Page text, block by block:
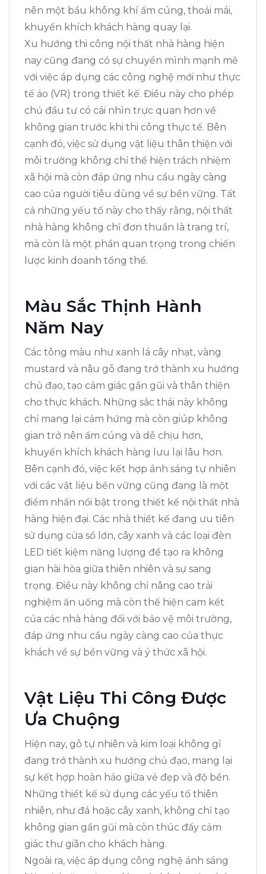
nên một bầu không khí ấm cúng, thoải mái,
khuyến khích khách hàng quay lại.
Xu hướng thi công nội thất nhà hàng hiện
nay cũng đang có sự chuyển mình mạnh mẽ
với việc áp dụng các công nghệ mới như thực
tế ảo (VR) trong thiết kế. Điều này cho phép
chủ đầu tư có cái nhìn trực quan hơn về
không gian trước khi thi công thực tế. Bên
cạnh đó, việc sử dụng vật liệu thân thiện với
môi trường không chỉ thể hiện trách nhiệm
xã hội mà còn đáp ứng nhu cầu ngày càng
cao của người tiêu dùng về sự bền vững. Tất
cả những yếu tố này cho thấy rằng, nội thất
nhà hàng không chỉ đơn thuần là trang trí,
mà còn là một phần quan trọng trong chiến
lược kinh doanh tổng thể.
Màu Sắc Thịnh Hành
Năm Nay
Các tông màu như xanh lá cây nhạt, vàng
mustard và nâu gỗ đang trở thành xu hướng
chủ đạo, tạo cảm giác gần gũi và thân thiện
cho thực khách. Những sắc thái này không
chỉ mang lại cảm hứng mà còn giúp không
gian trở nên ấm cúng và dễ chịu hơn,
khuyến khích khách hàng lưu lại lâu hơn.
Bên cạnh đó, việc kết hợp ánh sáng tự nhiên
với các vật liệu bền vững cũng đang là một
điểm nhấn nổi bật trong thiết kế nội thất nhà
hàng hiện đại. Các nhà thiết kế đang ưu tiên
sử dụng cửa sổ lớn, cây xanh và các loại đèn
LED tiết kiệm năng lượng để tạo ra không
gian hài hòa giữa thiên nhiên và sự sang
trọng. Điều này không chỉ nâng cao trải
nghiệm ăn uống mà còn thể hiện cam kết
của các nhà hàng đối với bảo vệ môi trường,
đáp ứng nhu cầu ngày càng cao của thực
khách về sự bền vững và ý thức xã hội.
Vật Liệu Thi Công Được
Ưa Chuộng
Hiện nay, gỗ tự nhiên và kim loại không gỉ
đang trở thành xu hướng chủ đạo, mang lại
sự kết hợp hoàn hảo giữa vẻ đẹp và độ bền.
Những thiết kế sử dụng các yếu tố thiên
nhiên, như đá hoặc cây xanh, không chỉ tạo
không gian gần gũi mà còn thúc đẩy cảm
giác thư giãn cho khách hàng.
Ngoài ra, việc áp dụng công nghệ ánh sáng